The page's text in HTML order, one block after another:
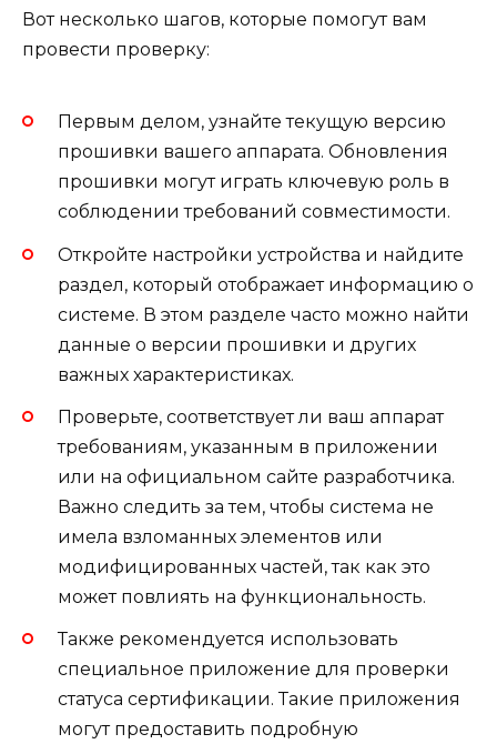
Вот несколько шагов, которые помогут вам
провести проверку:
Первым делом, узнайте текущую версию
прошивки вашего аппарата. Обновления
прошивки могут играть ключевую роль в
соблюдении требований совместимости.
Откройте настройки устройства и найдите
раздел, который отображает информацию о
системе. В этом разделе часто можно найти
данные о версии прошивки и других
важных характеристиках.
Проверьте, соответствует ли ваш аппарат
требованиям, указанным в приложении
или на официальном сайте разработчика.
Важно следить за тем, чтобы система не
имела взломанных элементов или
модифицированных частей, так как это
может повлиять на функциональность.
Также рекомендуется использовать
специальное приложение для проверки
статуса сертификации. Такие приложения
могут предоставить подробную